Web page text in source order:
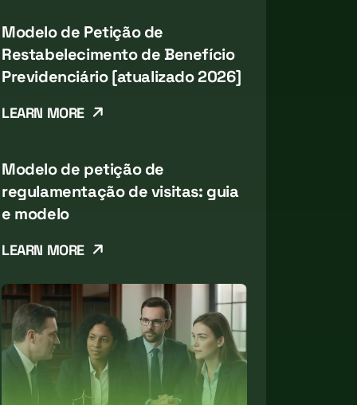
Modelo de Petição de
Restabelecimento de Benefício
Previdenciário [atualizado 2026]
LEARN MORE
Modelo de petição de
regulamentação de visitas: guia
e modelo
LEARN MORE